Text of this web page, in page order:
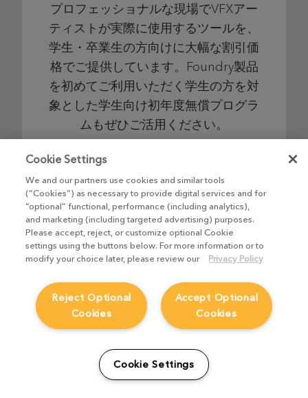
プロフェッショナルな現場でVFXアー
ティストが実際に使用するツールを、
学生・卒業生の方向けに大幅な割引価
格でご提供しています。Foundry製品
を初めてご利用いただく学生の方を対
象とした学生向け初年度無償プログラ
ムもぜひご活用ください。
非商用版
ウォーターマークなし、無期限、無償
でNuke、NukeX、最上位版のNuke
Studioをご利用いただけます。ご自分
のペースでNukeの習得を進めること
Cookie Settings
We and our partners use cookies and similar tools
(“Cookies”) as necessary to provide digital services and for
“optional” functional, performance (including analytics),
and marketing (including targeted advertising) purposes.
Please accept, reject, or customize optional Cookie
settings using the buttons below. For more information or to
modify your choice later, please review our
Privacy Policy
Accept Optional
Cookies
Reject Optional
Cookies
Cookie Settings